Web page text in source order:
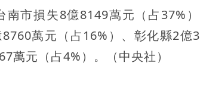
南市損失8億8149萬元（占37%
萬元（占16%）、彰化縣2億
萬元（占4%）。（中央社）